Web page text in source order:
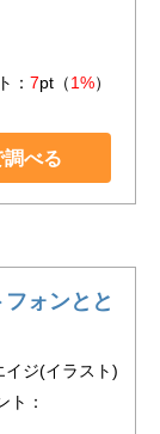
： 7pt（1%）
べる
ォンとと
ジ(イラスト)
：